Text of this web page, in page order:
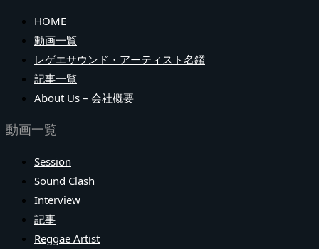
HOME
動画一覧
レゲエサウンド・アーティスト名鑑
記事一覧
About Us – 会社概要
動画一覧
Session
Sound Clash
Interview
記事
Reggae Artist